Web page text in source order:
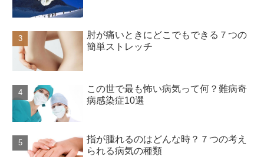
肘が痛いときにどこでもできる７つの
簡単ストレッチ
この世で最も怖い病気って何？難病奇
病感染症10選
指が腫れるのはどんな時？７つの考え
られる病気の種類